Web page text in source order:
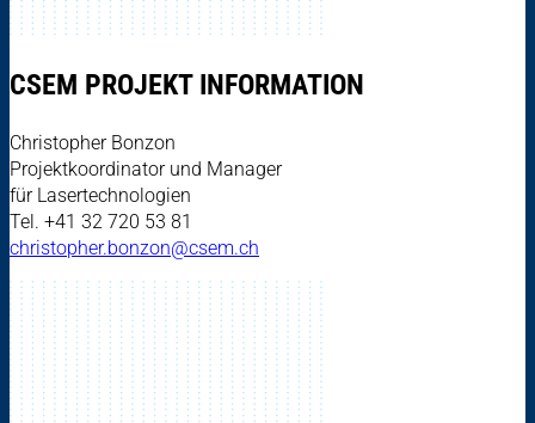
CSEM PROJEKT INFORMATION
Christopher Bonzon
Projektkoordinator und Manager
für Lasertechnologien
Tel. +41 32 720 53 81
christopher.bonzon@csem.ch